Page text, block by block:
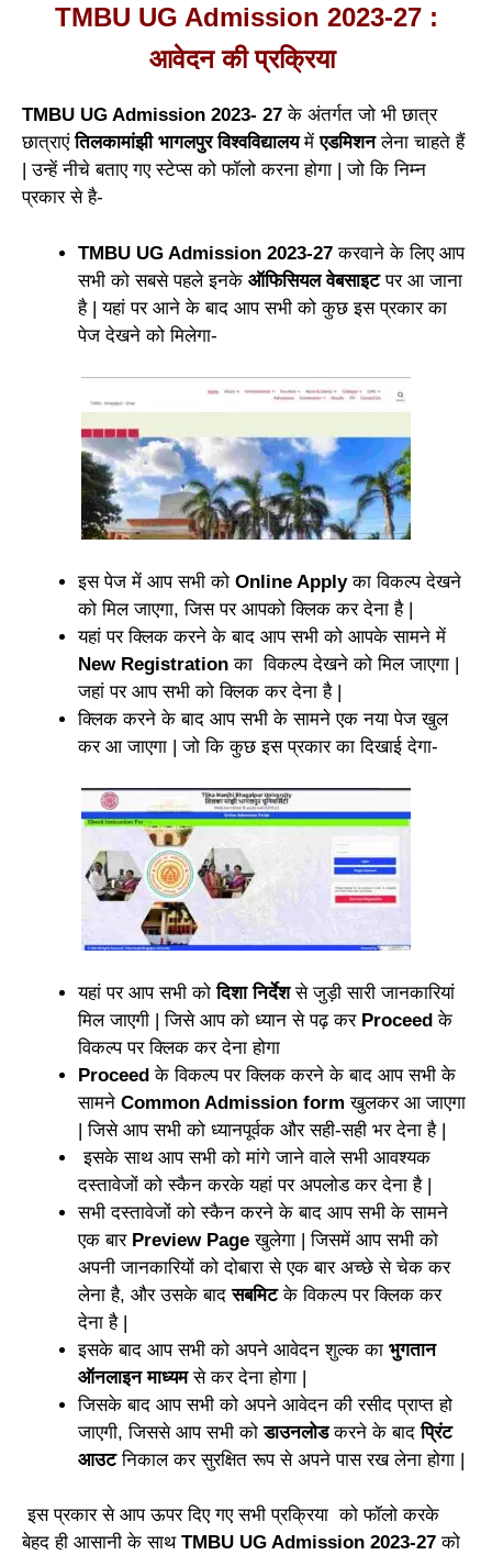
TMBU UG Admission 2023-27 :
आवेदन की प्रक्रिया
TMBU UG Admission 2023- 27 के अंतर्गत जो भी छात्र
छात्राएंतिलकामांझी भागलपुर विश्वविद्यालयमेंएडमिशनलेना चाहते हैं
| उन्हें नीचे बताए गए स्टेप्स को फॉलो करना होगा | जो कि निम्न
प्रकार से है-
TMBU UG Admission 2023-27करवाने के लिए आप
सभी को सबसे पहले इनके ऑफिसियल वेबसाइटपर आ जाना
है | यहां पर आने के बाद आप सभी को कुछ इस प्रकार का
पेज देखने को मिलेगा-
इस पेज में आप सभी को Online Applyका विकल्प देखने
को मिल जाएगा, जिस पर आपको क्लिक कर देना है |
यहां पर क्लिक करने के बाद आप सभी को आपके सामने में
New Registration का विकल्प देखने को मिल जाएगा |
जहां पर आप सभी को क्लिक कर देना है |
क्लिक करने के बाद आप सभी के सामने एक नया पेज खुल
कर आ जाएगा | जो कि कुछ इस प्रकार का दिखाई देगा-
यहां पर आप सभी कोदिशा निर्देशसे जुड़ी सारी जानकारियां
मिल जाएगी | जिसे आप को ध्यान से पढ़ कर Proceedके
विकल्प पर क्लिक कर देना होगा
Proceedके विकल्प पर क्लिक करने के बाद आप सभी के
सामने Common Admission form खुलकर आ जाएगा
| जिसे आप सभी को ध्यानपूर्वक और सही-सही भर देना है |
इसके साथ आप सभी को मांगे जाने वाले सभी आवश्यक
दस्तावेजों को स्कैन करके यहां पर अपलोड कर देना है |
सभी दस्तावेजों को स्कैन करने के बाद आप सभी के सामने
एक बार Preview Page खुलेगा | जिसमें आप सभी को
अपनी जानकारियों को दोबारा से एक बार अच्छे से चेक कर
लेना है, और उसके बादसबमिटके विकल्प पर क्लिक कर
देना है |
इसके बाद आप सभी को अपने आवेदन शुल्क का भुगतान
ऑनलाइन माध्यमसे कर देना होगा |
जिसके बाद आप सभी को अपने आवेदन की रसीद प्राप्त हो
जाएगी, जिससे आप सभी कोडाउनलोडकरने के बादप्रिंट
आउटनिकाल कर सुरक्षित रूप से अपने पास रख लेना होगा |
इस प्रकार से आप ऊपर दिए गए सभी प्रक्रिया को फॉलो करके
बेहद ही आसानी के साथ TMBU UG Admission 2023-27 को